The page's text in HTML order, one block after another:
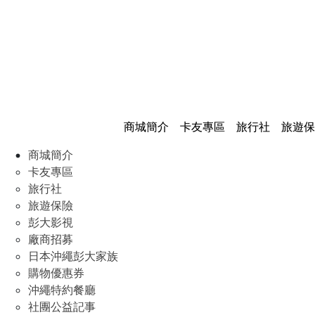
商城簡介
卡友專區
旅行社
旅遊保險
彭大影視
廠商招募
日本沖繩彭大家族
購物優惠券
沖繩特約餐廳
社團公益記事
商城簡介 卡友專區 旅行社 旅遊